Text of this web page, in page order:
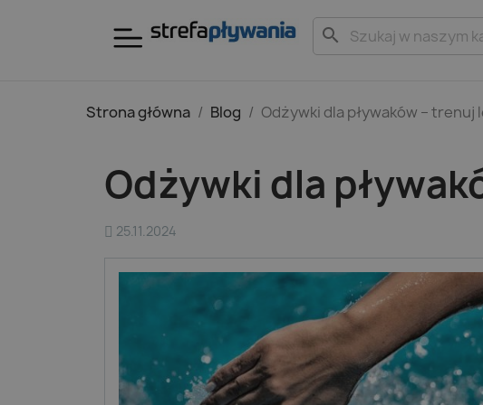
search
Strona główna Blog Odżywki dla pływaków –
Odżywki dla
25.11.2024